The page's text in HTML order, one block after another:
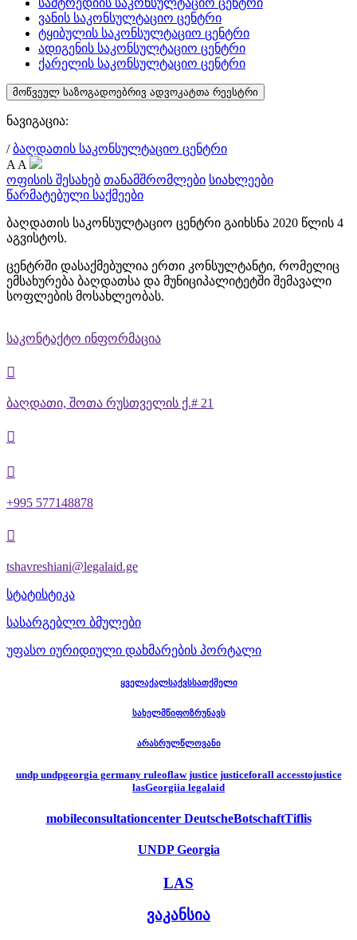
სამტრედიის საკონსულტაციო ცენტრი
ვანის საკონსულტაციო ცენტრი
ტყიბულის საკონსულტაციო ცენტრი
ადიგენის საკონსულტაციო ცენტრი
ქარელის საკონსულტაციო ცენტრი
მოწვეულ საზოგადოებრივ ადვოკატთა რეესტრი
ნავიგაცია:
/ ბაღდათის საკონსულტაციო ცენტრი
A A
ოფისის შესახებ თანამშრომლები სიახლეები
წარმატებული საქმეები
ბაღდათის საკონსულტაციო ცენტრი გაიხსნა 2020 წლის 4
აგვისტოს.
ცენტრში დასაქმებულია ერთი კონსულტანტი, რომელიც
ემსახურება ბაღდათსა და მუნიციპალიტეტში შემავალი
სოფლების მოსახლეობას.
საკონტაქტო ინფორმაცია

ბაღდათი, შოთა რუსთველის ქ.# 21


+995 577148878

tshavreshiani@legalaid.ge
სტატისტიკა
სასარგებლო ბმულები
უფასო იურიდიული დახმარების პორტალი
ყველაქალსაქვსსათქმელი
სახელმწიფოზრუნავს
არასრულწლოვანი
undp undpgeorgia germany ruleoflaw justice justiceforall accesstojustice
lasGeorgiia legalaid
mobileconsultationcenter DeutscheBotschaftTiflis
UNDP Georgia
LAS
ვაკანსია